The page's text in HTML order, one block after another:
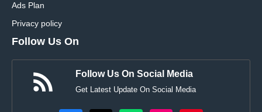
Ads Plan
Privacy policy
Follow Us On
Follow Us On Social Media
Get Latest Update On Social Media